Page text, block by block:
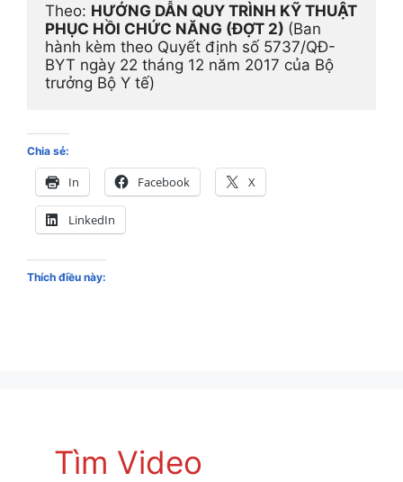
Theo: HƯỚNG DẪN QUY TRÌNH KỸ THUẬT
PHỤC HỒI CHỨC NĂNG (ĐỢT 2) (Ban
hành kèm theo Quyết định số 5737/QĐ-
BYT ngày 22 tháng 12 năm 2017 của Bộ
trưởng Bộ Y tế)
Chia sẻ:
In Facebook X
LinkedIn
Thích điều này:
Tìm Video